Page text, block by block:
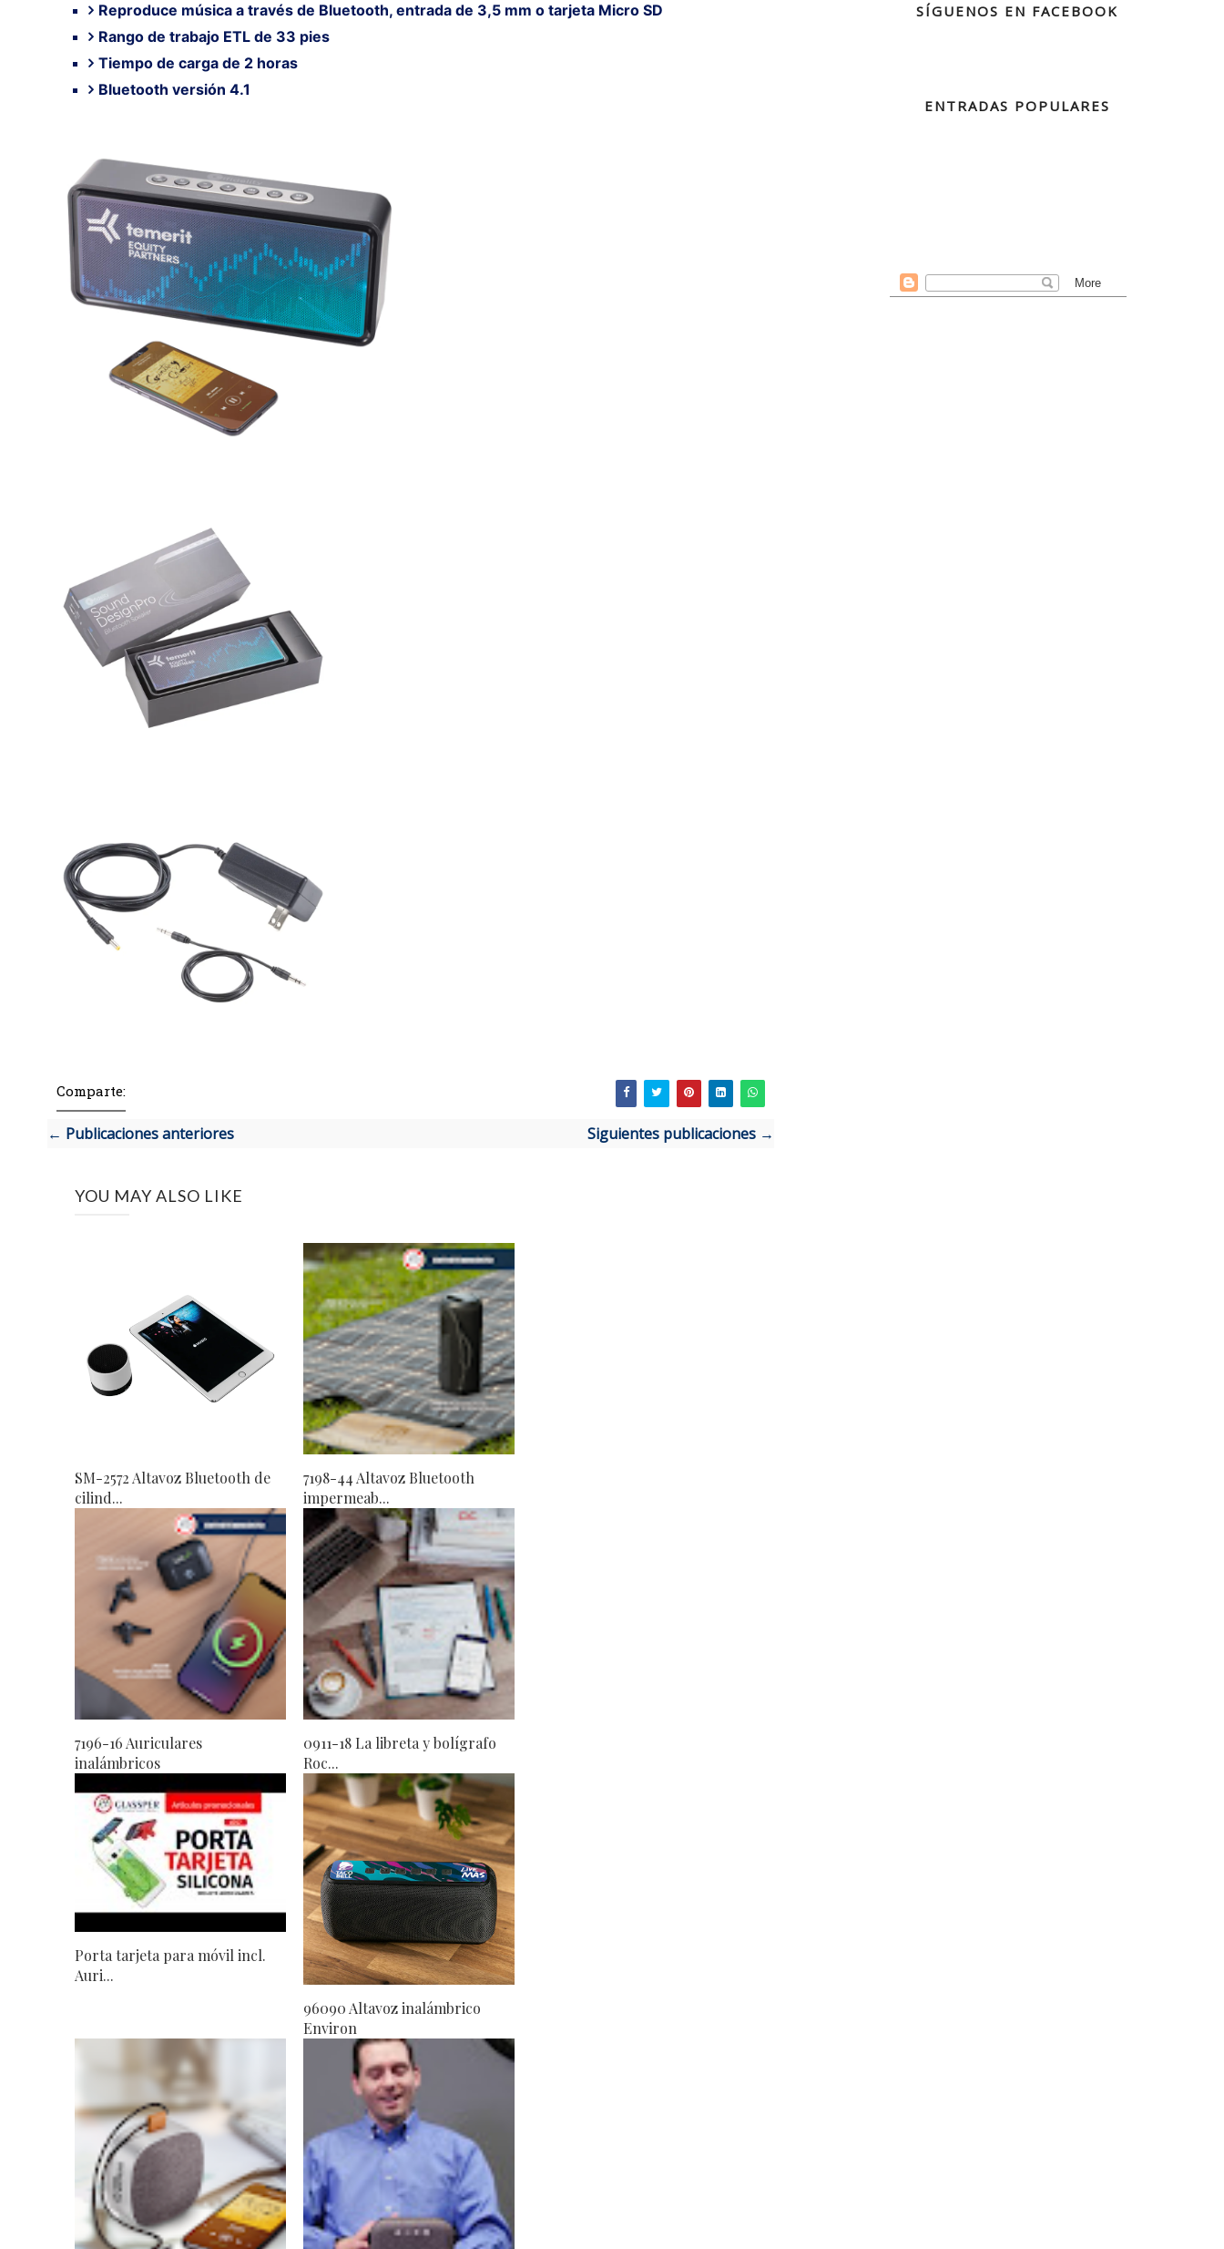
Reproduce música a través de Bluetooth, entrada de 3,5 mm o tarjeta Micro SD
Rango de trabajo ETL de 33 pies
Tiempo de carga de 2 horas
Bluetooth versión 4.1
Comparte:
← Publicaciones anteriores Siguientes publicaciones →
YOU MAY ALSO LIKE
SM-2572 Altavoz Bluetooth de
cilind...
7198-44 Altavoz Bluetooth
impermeab...
7196-16 Auriculares
inalámbricos
0911-18 La libreta y bolígrafo
Roc...
Porta tarjeta para móvil incl.
Auri...
96090 Altavoz inalámbrico
Environ
SÍGUENOS EN FACEBOOK
ENTRADAS POPULARES